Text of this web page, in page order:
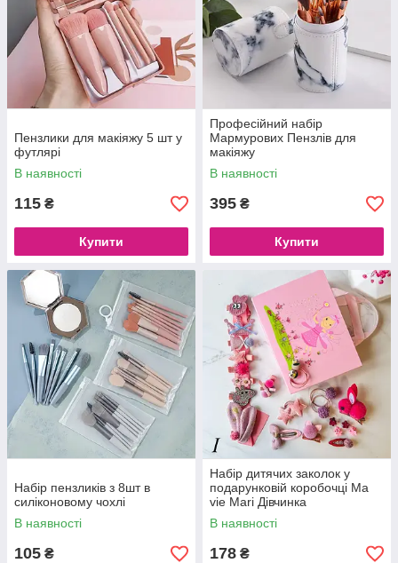
Пензлики для макіяжу 5 шт у
футлярі
В наявності
115 ₴
Купити
Професійний набір
Мармурових Пензлів для
макіяжу
В наявності
395 ₴
Купити
Набір пензликів з 8шт в
силіконовому чохлі
В наявності
105 ₴
Набір дитячих заколок у
подарунковій коробочці Ma
vie Mari Дівчинка
В наявності
178 ₴